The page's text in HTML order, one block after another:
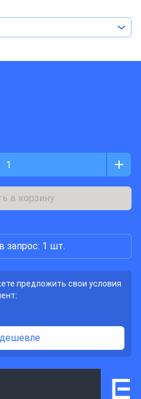
в корзину
запрос: 1 шт.
предложить свои условия